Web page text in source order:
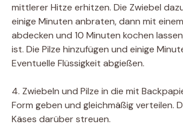
mittlerer Hitze erhitzen. Die Zwiebel
einige Minuten anbraten, dann mit
abdecken und 10 Minuten kochen
ist. Die Pilze hinzufügen und einige
Eventuelle Flüssigkeit abgießen.
4. Zwiebeln und Pilze in die mit
Form geben und gleichmäßig verteilen.
Käses darüber streuen.